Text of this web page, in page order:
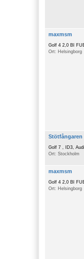
maxmsm
Golf 4 2,0 BI
Ort: Helsingborg
Stötfångaren
Golf 7 , ID3,
Ort: Stockholm
maxmsm
Golf 4 2,0 BI
Ort: Helsingborg